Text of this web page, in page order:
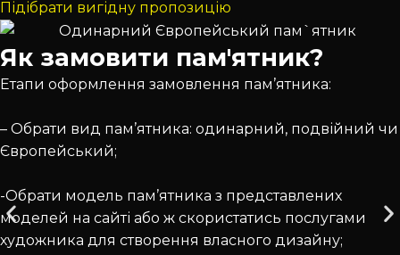
Підібрати вигідну пропозицію
Як замовити пам'ятник?
Етапи оформлення замовлення пам’ятника:
– Обрати вид пам’ятника: одинарний, подвійний чи
Європейський;
-Обрати модель пам’ятника з представлених
моделей на сайті або ж скористатись послугами
художника для створення власного дизайну;